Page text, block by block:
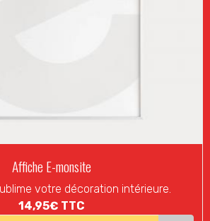
Affiche E-monsite
votre décoration intérieure.
14,95€ TTC